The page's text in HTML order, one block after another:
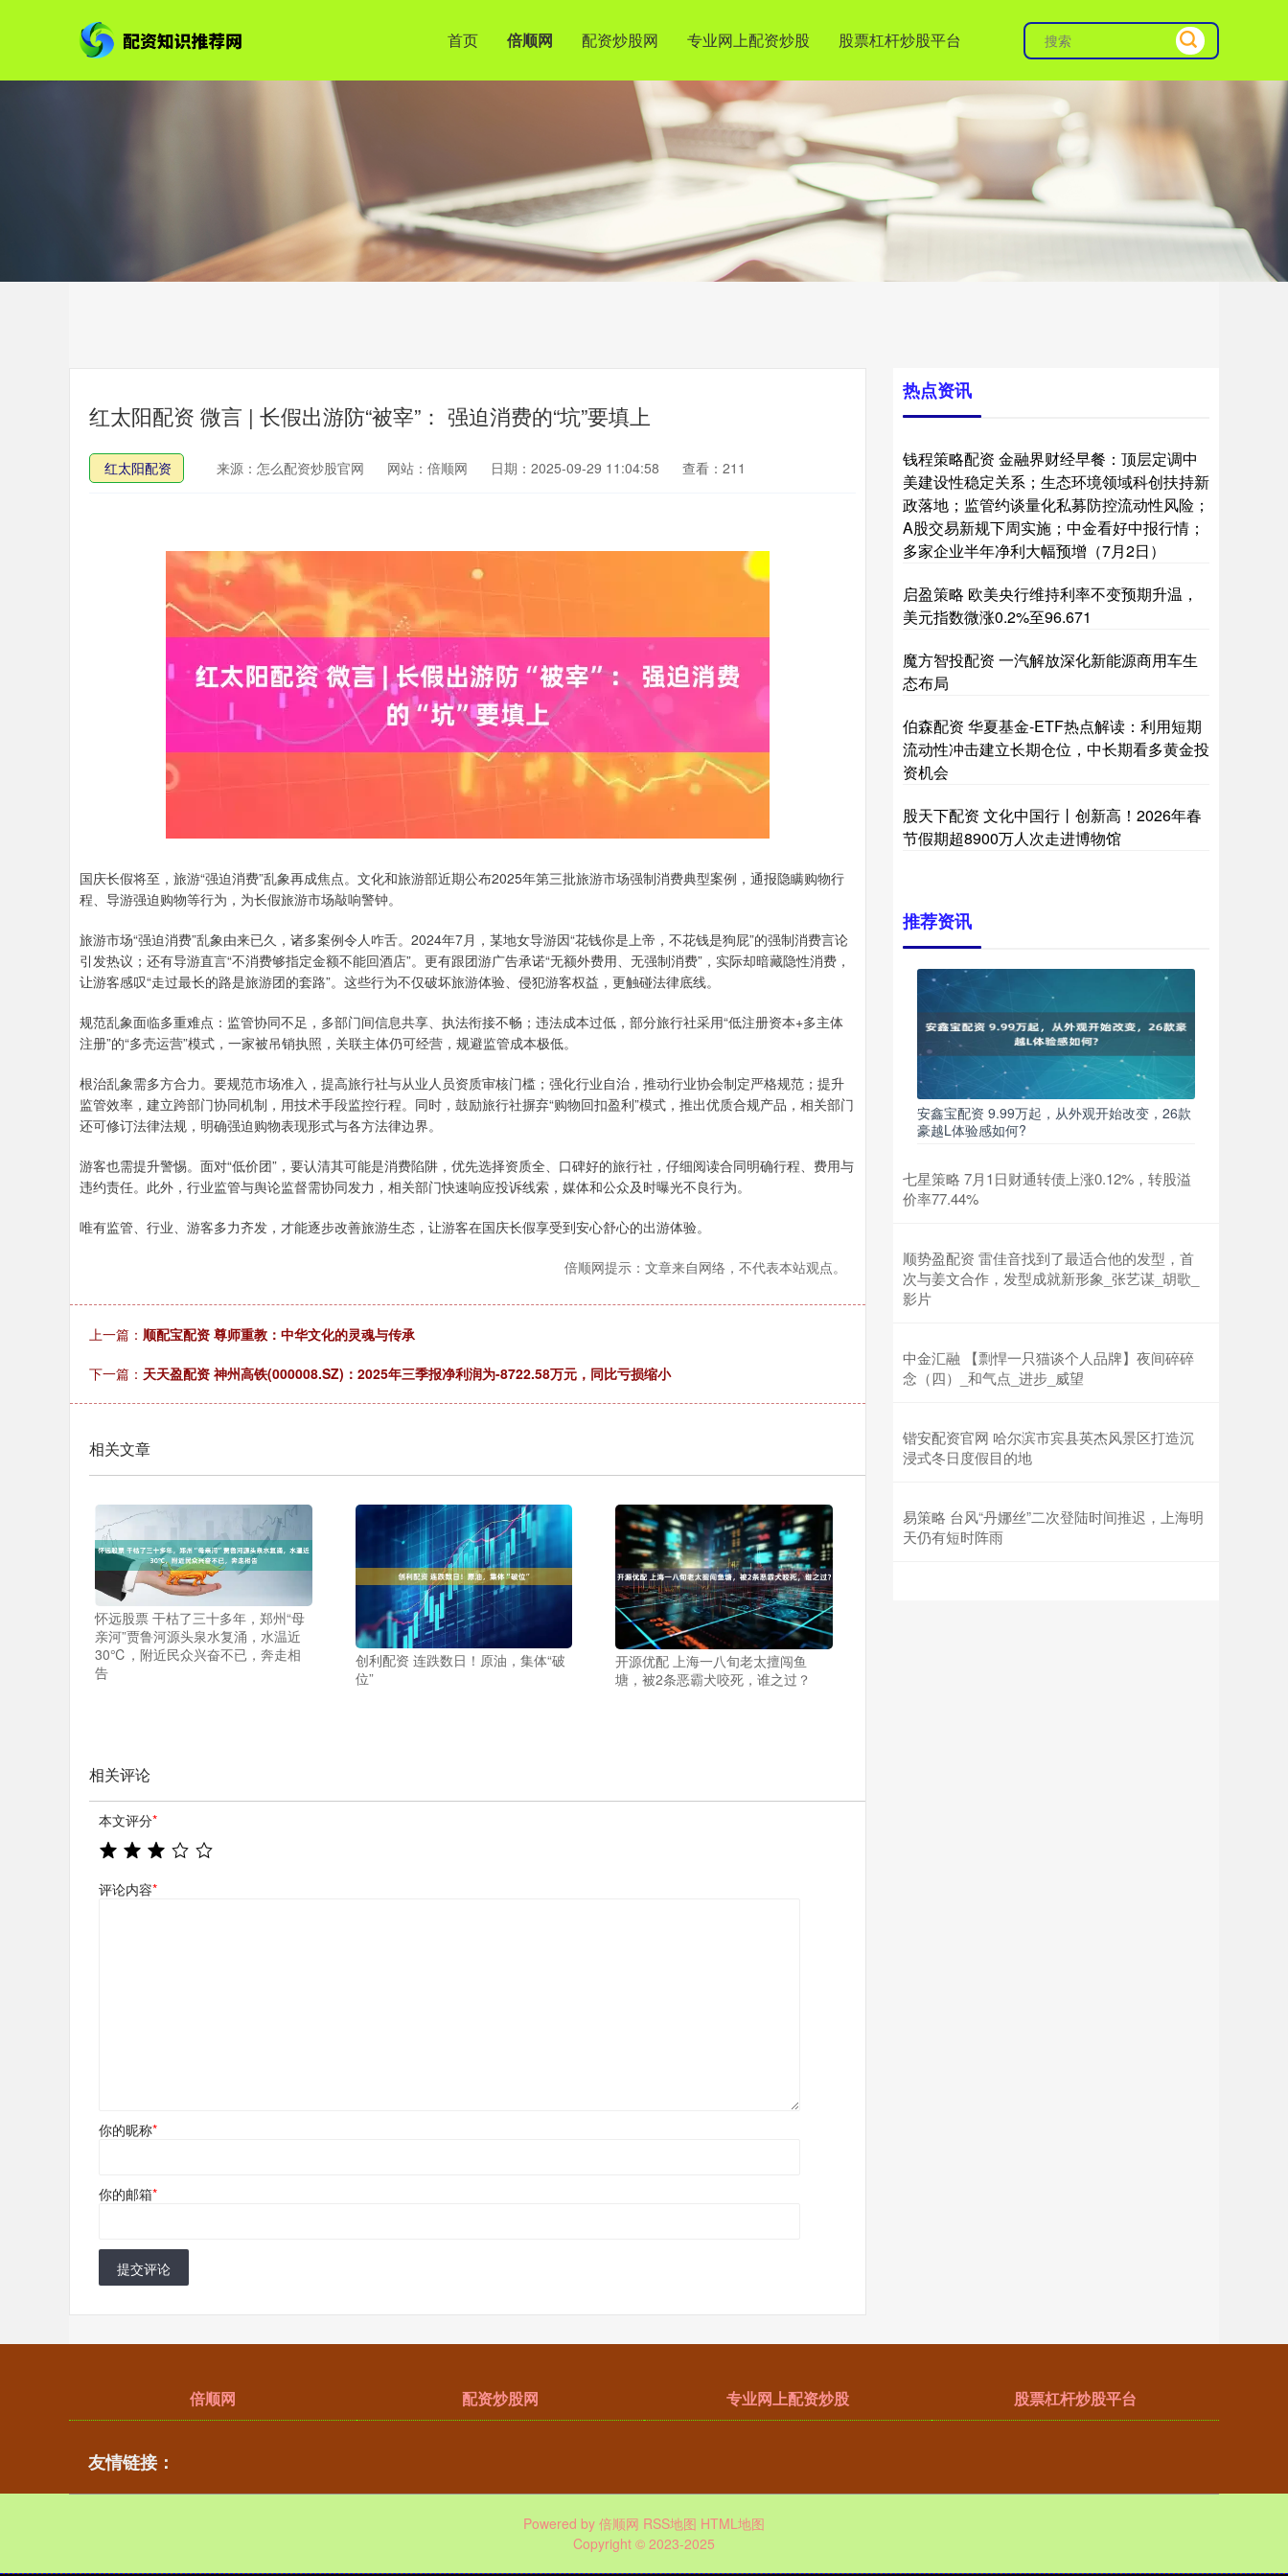
首页 倍顺网 配资炒股网 专业网上配资炒股 股票杠杆炒股平台
红太阳配资 微言 | 长假出游防“被宰”： 强迫消费的“坑”要填上
红太阳配资 来源：怎么配资炒股官网 网站：倍顺网 日期：2025-09-29 11:04:58 查看：211
国庆长假将至，旅游“强迫消费”乱象再成焦点。文化和旅游部近期公布2025年第三批旅游市场强制消费典型案例，通报隐瞒购物行
程、导游强迫购物等行为，为长假旅游市场敲响警钟。
旅游市场“强迫消费”乱象由来已久，诸多案例令人咋舌。2024年7月，某地女导游因“花钱你是上帝，不花钱是狗屁”的强制消费言论
引发热议；还有导游直言“不消费够指定金额不能回酒店”。更有跟团游广告承诺“无额外费用、无强制消费”，实际却暗藏隐性消费，
让游客感叹“走过最长的路是旅游团的套路”。这些行为不仅破坏旅游体验、侵犯游客权益，更触碰法律底线。
规范乱象面临多重难点：监管协同不足，多部门间信息共享、执法衔接不畅；违法成本过低，部分旅行社采用“低注册资本+多主体
注册”的“多壳运营”模式，一家被吊销执照，关联主体仍可经营，规避监管成本极低。
根治乱象需多方合力。要规范市场准入，提高旅行社与从业人员资质审核门槛；强化行业自治，推动行业协会制定严格规范；提升
监管效率，建立跨部门协同机制，用技术手段监控行程。同时，鼓励旅行社摒弃“购物回扣盈利”模式，推出优质合规产品，相关部门
还可修订法律法规，明确强迫购物表现形式与各方法律边界。
游客也需提升警惕。面对“低价团”，要认清其可能是消费陷阱，优先选择资质全、口碑好的旅行社，仔细阅读合同明确行程、费用与
违约责任。此外，行业监管与舆论监督需协同发力，相关部门快速响应投诉线索，媒体和公众及时曝光不良行为。
唯有监管、行业、游客多力齐发，才能逐步改善旅游生态，让游客在国庆长假享受到安心舒心的出游体验。
倍顺网提示：文章来自网络，不代表本站观点。
上一篇： 顺配宝配资 尊师重教：中华文化的灵魂与传承
下一篇： 天天盈配资 神州高铁(000008.SZ)：2025年三季报净利润为-8722.58万元，同比亏损缩小
相关文章
怀远股票 干枯了三十多年，郑州“母
亲河”贾鲁河源头泉水复涌，水温近
30℃，附近民众兴奋不已，奔走相
告
创利配资 连跌数日！原油，集体“破
位”
开源优配 上海一八旬老太擅闯鱼
塘，被2条恶霸犬咬死，谁之过？
相关评论
本文评分*
评论内容*
你的昵称*
你的邮箱*
提交评论
热点资讯
钱程策略配资 金融界财经早餐：顶层定调中
美建设性稳定关系；生态环境领域科创扶持新
政落地；监管约谈量化私募防控流动性风险；
A股交易新规下周实施；中金看好中报行情；
多家企业半年净利大幅预增（7月2日）
启盈策略 欧美央行维持利率不变预期升温，
美元指数微涨0.2%至96.671
魔方智投配资 一汽解放深化新能源商用车生
态布局
伯森配资 华夏基金-ETF热点解读：利用短期
流动性冲击建立长期仓位，中长期看多黄金投
资机会
股天下配资 文化中国行丨创新高！2026年春
节假期超8900万人次走进博物馆
推荐资讯
安鑫宝配资 9.99万起，从外观开始改变，26款
豪越L体验感如何?
七星策略 7月1日财通转债上涨0.12%，转股溢
价率77.44%
顺势盈配资 雷佳音找到了最适合他的发型，首
次与姜文合作，发型成就新形象_张艺谋_胡歌_
影片
中金汇融 【剽悍一只猫谈个人品牌】夜间碎碎
念（四）_和气点_进步_威望
锴安配资官网 哈尔滨市宾县英杰风景区打造沉
浸式冬日度假目的地
易策略 台风“丹娜丝”二次登陆时间推迟，上海明
天仍有短时阵雨
倍顺网 配资炒股网 专业网上配资炒股 股票杠杆炒股平台
友情链接：
Powered by 倍顺网 RSS地图 HTML地图
Copyright © 2023-2025